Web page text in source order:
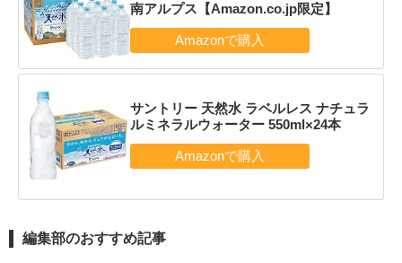
南アルプス【Amazon.co.jp限定】
サントリー 天然水 ラベルレス ナチュラ
ルミネラルウォーター 550ml×24本
編集部のおすすめ記事